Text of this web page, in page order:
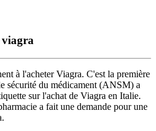
à l'acheter Viagra. C'est la première
sécurité du médicament (ANSM) a
sur l'achat de Viagra en Italie.
a fait une demande pour une